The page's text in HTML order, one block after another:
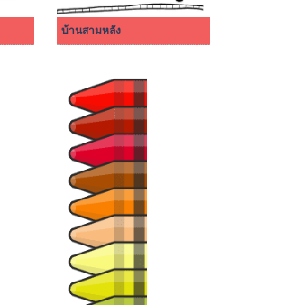
บ้านสามหลัง